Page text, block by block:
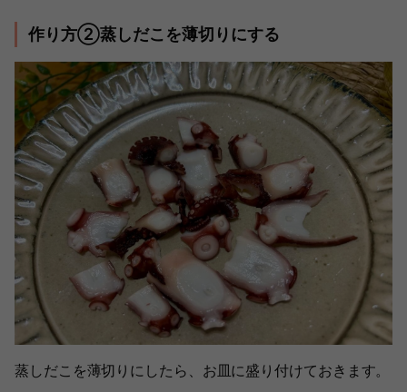
作り方②蒸しだこを薄切りにする
蒸しだこを薄切りにしたら、お皿に盛り付けておきます。